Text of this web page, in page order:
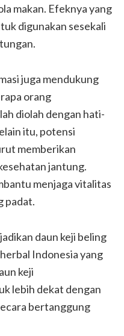
makan. Efeknya yang
digunakan sesekali
juga mendukung
orang
diolah dengan hati-
itu, potensi
memberikan
jantung.
menjaga vitalitas
padat.
daun keji beling
Indonesia yang
keji
lebih dekat dengan
bertanggung